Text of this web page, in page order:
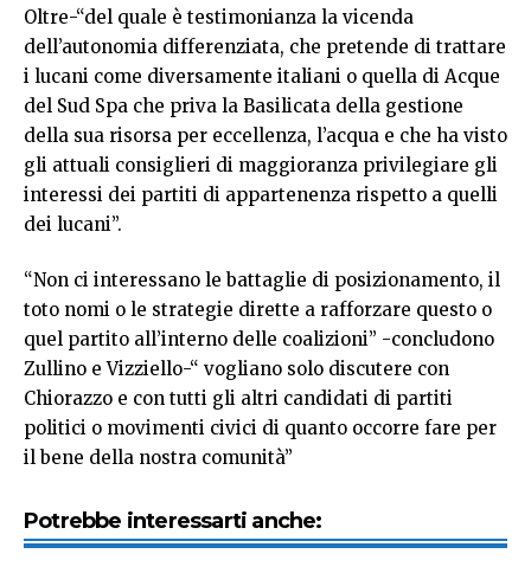
Oltre-“del quale è testimonianza la vicenda
dell’autonomia differenziata, che pretende di trattare
i lucani come diversamente italiani o quella di Acque
del Sud Spa che priva la Basilicata della gestione
della sua risorsa per eccellenza, l’acqua e che ha visto
gli attuali consiglieri di maggioranza privilegiare gli
interessi dei partiti di appartenenza rispetto a quelli
dei lucani”.
“Non ci interessano le battaglie di posizionamento, il
toto nomi o le strategie dirette a rafforzare questo o
quel partito all’interno delle coalizioni” -concludono
Zullino e Vizziello-“ vogliano solo discutere con
Chiorazzo e con tutti gli altri candidati di partiti
politici o movimenti civici di quanto occorre fare per
il bene della nostra comunità”
Potrebbe interessarti anche: